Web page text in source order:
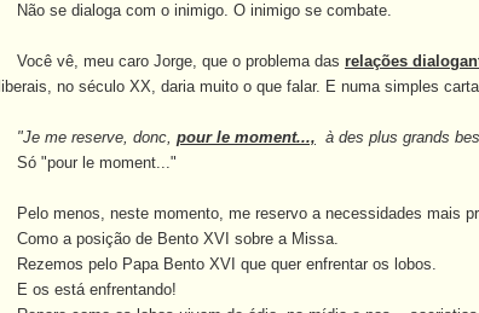
Não se dialoga com o inimigo. O inimigo se combate.
Você vê, meu caro Jorge, que o problema das relações
liberais, no século XX, daria muito o que falar. E numa simples
"Je me reserve, donc, pour le moment..., à des plus grands
Só "pour le moment..."
Pelo menos, neste momento, me reservo a necessidades mais
Como a posição de Bento XVI sobre a Missa.
Rezemos pelo Papa Bento XVI que quer enfrentar os lobos.
E os está enfrentando!